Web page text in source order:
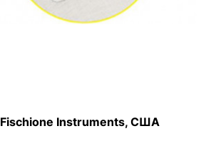
Fischione Instruments, США